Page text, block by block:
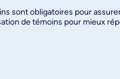
sont obligatoires pour
de témoins pour mieux